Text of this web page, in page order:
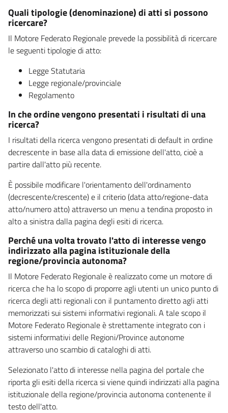
Quali tipologie (denominazione) di atti si possono
ricercare?
Il Motore Federato Regionale prevede la possibilità di ricercare
le seguenti tipologie di atto:
Legge Statutaria
Legge regionale/provinciale
Regolamento
In che ordine vengono presentati i risultati di una
ricerca?
I risultati della ricerca vengono presentati di default in ordine
decrescente in base alla data di emissione dell'atto, cioè a
partire dall'atto più recente.
È possibile modificare l'orientamento dell'ordinamento
(decrescente/crescente) e il criterio (data atto/regione-data
atto/numero atto) attraverso un menu a tendina proposto in
alto a sinistra dalla pagina degli esiti di ricerca.
Perché una volta trovato l'atto di interesse vengo
indirizzato alla pagina istituzionale della
regione/provincia autonoma?
Il Motore Federato Regionale è realizzato come un motore di
ricerca che ha lo scopo di proporre agli utenti un unico punto di
ricerca degli atti regionali con il puntamento diretto agli atti
memorizzati sui sistemi informativi regionali. A tale scopo il
Motore Federato Regionale è strettamente integrato con i
sistemi informativi delle Regioni/Province autonome
attraverso uno scambio di cataloghi di atti.
Selezionato l'atto di interesse nella pagina del portale che
riporta gli esiti della ricerca si viene quindi indirizzati alla pagina
istituzionale della regione/provincia autonoma contenente il
testo dell'atto.